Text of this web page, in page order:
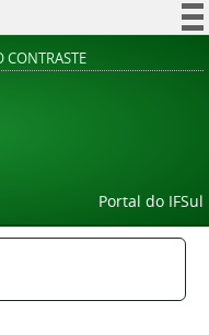
CONTRASTE
Portal do IFSul